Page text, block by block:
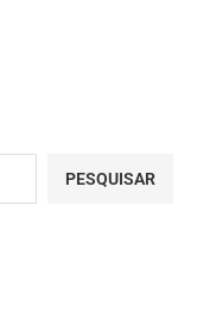
PESQUISAR